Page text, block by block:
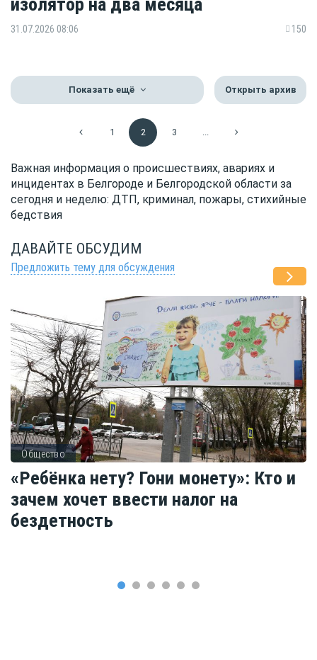
31.07.2026 08:06 150
Показать ещё Открыть архив
1 2 3
Важная информация о происшествиях, авариях и
инцидентах в Белгороде и Белгородской области за
сегодня и неделю: ДТП, криминал, пожары, стихийные
бедствия
ДАВАЙТЕ ОБСУДИМ
Предложить тему для обсуждения
Общество
«Ребёнка нету? Гони монету»: Кто и
зачем хочет ввести налог на
бездетность